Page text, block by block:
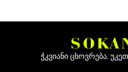
ჭკვიანი ცხოვრება,